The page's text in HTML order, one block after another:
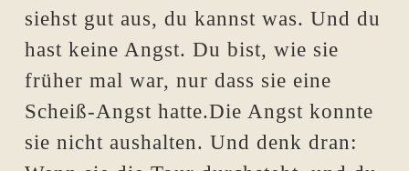
siehst gut aus, du kannst was. Und du
hast keine Angst. Du bist, wie sie
früher mal war, nur dass sie eine
Scheiß-Angst hatte.Die Angst konnte
sie nicht aushalten. Und denk dran: